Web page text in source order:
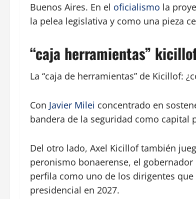
Buenos Aires. En el oficialismo la
la pelea legislativa y como una pieza
“caja herramientas”
La “caja de herramientas” de Kicillof:
Con Javier Milei concentrado en
bandera de la seguridad como capital
Del otro lado, Axel Kicillof también
peronismo bonaerense, el
perfila como uno de los dirigentes
presidencial en 2027.